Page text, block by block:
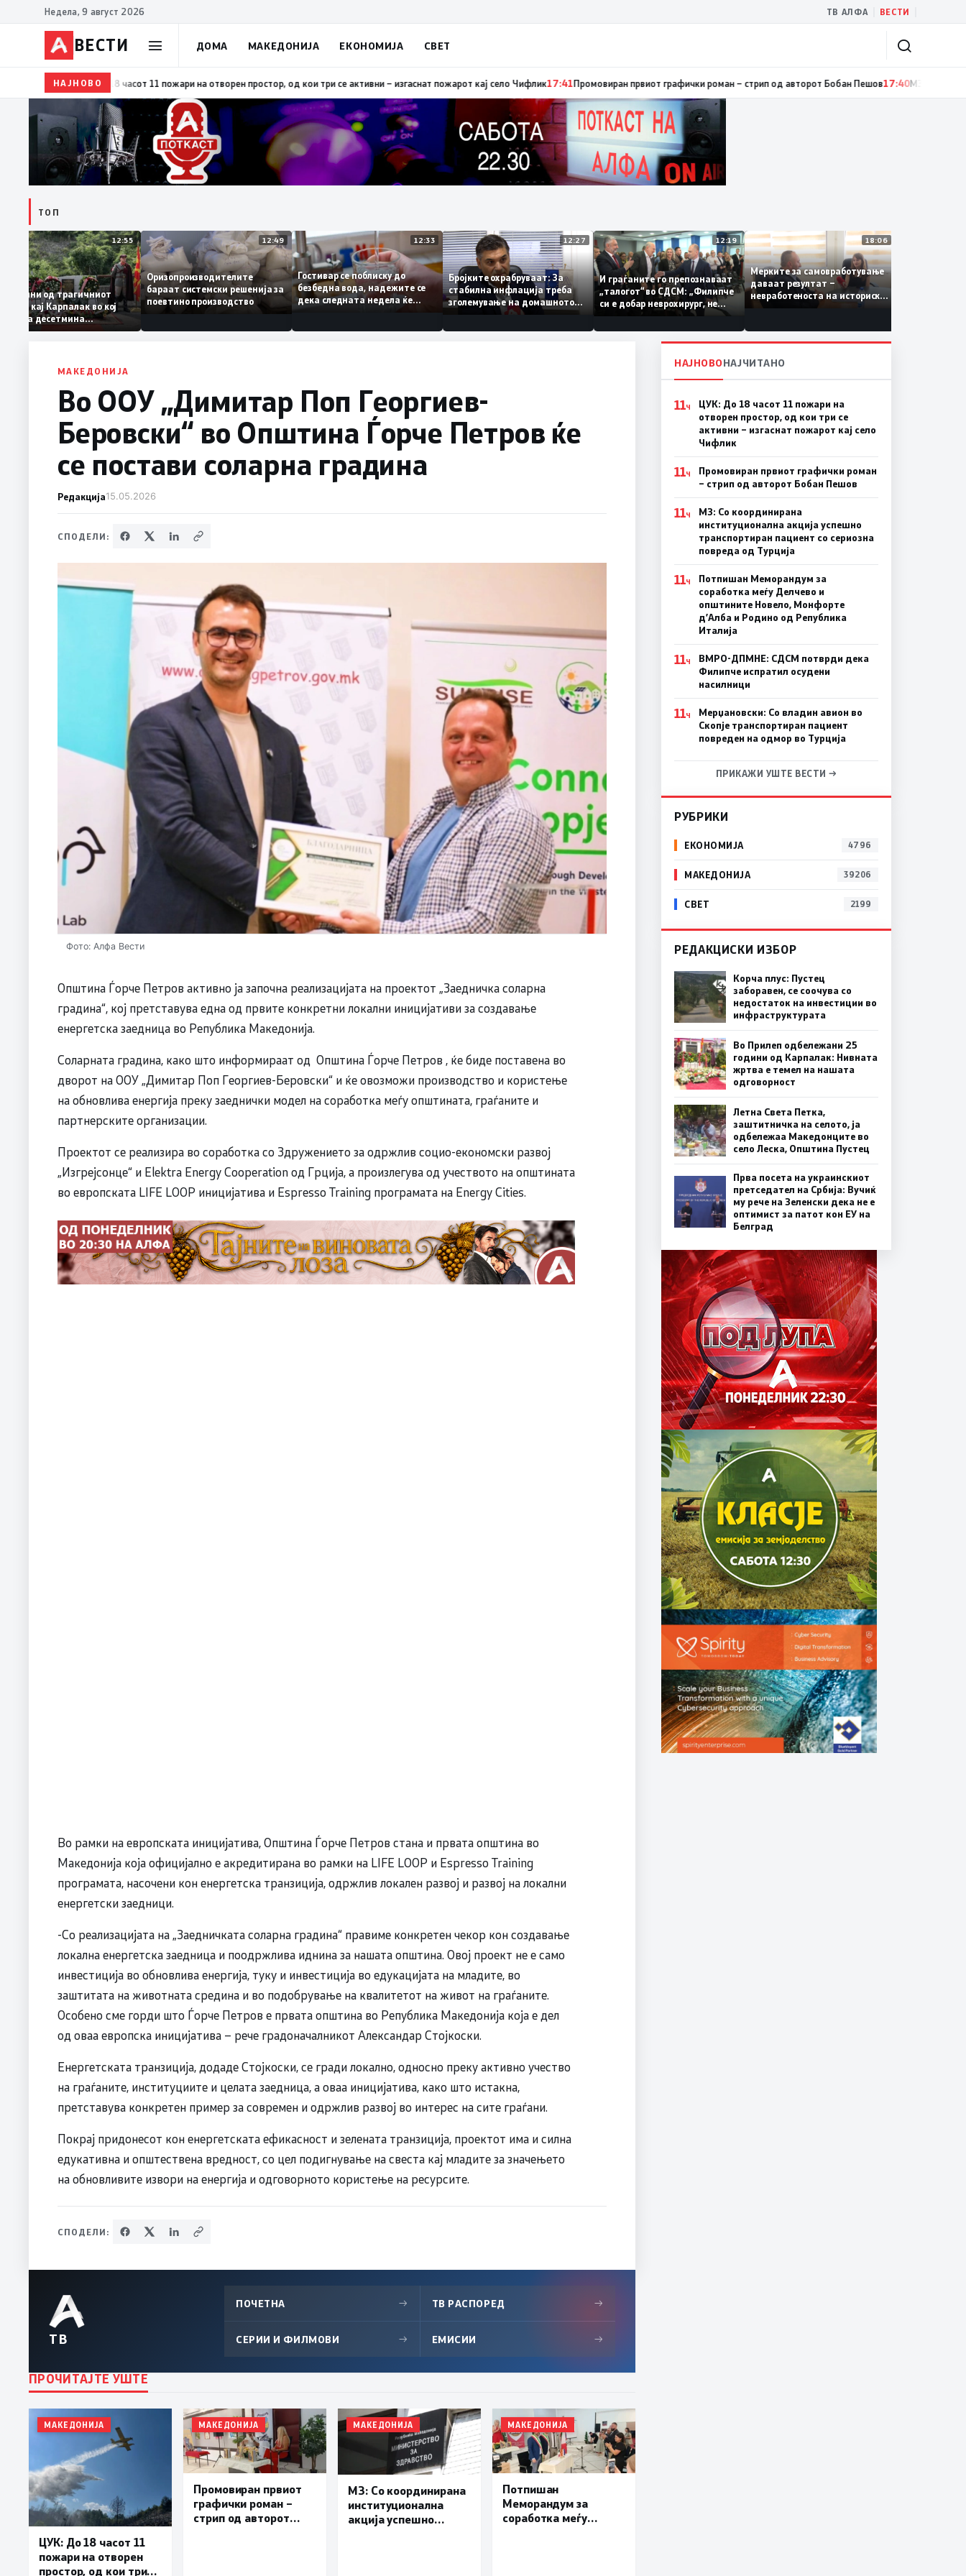
Недела, 9 август 2026 ТВ АЛФА ВЕСТИ
ВЕСТИ ДОМА МАКЕДОНИЈА ЕКОНОМИЈА СВЕТ
НАЈНОВО
ЦУК: До 18 часот 11 пожари на отворен простор, од кои три се активни – изгаснат пожарот кај село Чифлик 17:41Промовиран првиот графички роман – стрип од авторот Бобан Пешов17:40МЗ: Со
ТОП
12:55
25 години од трагичниот
настан кај Карпалак во кој
загинаа десетмина
македонски бранители
12:49
Оризопроизводителите
бараат системски решенија за
поевтино производство
12:33
Гостивар се поблиску до
безбедна вода, надежите се
дека следната недела ќе
12:27
Бројките охрабруваат: За
стабилна инфлација треба
зголемување на домашното
производство
12:19
И граѓаните го препознаваат
„талогот“ во СДСМ: „Филипче
си е добар неврохирург, не
треба се занимава со
18:06
Мерките за самовработување
даваат резултат –
невработеноста на историски
најниско ниво од 11,3%
МАКЕДОНИЈА
Во ООУ „Димитар Поп Георгиев-
Беровски“ во Општина Ѓорче Петров ќе
се постави соларна градина
Редакција15.05.2026
СПОДЕЛИ:
Фото: Алфа Вести
Општина Ѓорче Петров активно ја започна реализацијата на проектот „Заедничка соларна
градина“, кој претставува една од првите конкретни локални иницијативи за создавање
енергетска заедница во Република Македонија.
Соларната градина, како што информираат од Општина Ѓорче Петров , ќе биде поставена во
дворот на ООУ „Димитар Поп Георгиев-Беровски“ и ќе овозможи производство и користење
на обновлива енергија преку заеднички модел на соработка меѓу општината, граѓаните и
партнерските организации.
Проектот се реализира во соработка со Здружението за одржлив социо-економски развој
„Изгрејсонце“ и Elektra Energy Cooperation од Грција, а произлегува од учеството на општината
во европската LIFE LOOP иницијатива и Espresso Training програмата на Energy Cities.
Во рамки на европската иницијатива, Општина Ѓорче Петров стана и првата општина во
Македонија која официјално е акредитирана во рамки на LIFE LOOP и Espresso Training
програмата, насочени кон енергетска транзиција, одржлив локален развој и развој на локални
енергетски заедници.
-Со реализацијата на „Заедничката соларна градина“ правиме конкретен чекор кон создавање
локална енергетска заедница и поодржлива иднина за нашата општина. Овој проект не е само
инвестиција во обновлива енергија, туку и инвестиција во едукацијата на младите, во
заштитата на животната средина и во подобрување на квалитетот на живот на граѓаните.
Особено сме горди што Ѓорче Петров е првата општина во Република Македонија која е дел
од оваа европска иницијатива – рече градоначалникот Александар Стојкоски.
Енергетската транзиција, додаде Стојкоски, се гради локално, односно преку активно учество
на граѓаните, институциите и целата заедница, а оваа иницијатива, како што истакна,
претставува конкретен пример за современ и одржлив развој во интерес на сите граѓани.
Покрај придонесот кон енергетската ефикасност и зелената транзиција, проектот има и силна
едукативна и општествена вредност, со цел подигнување на свеста кај младите за значењето
на обновливите извори на енергија и одговорното користење на ресурсите.
СПОДЕЛИ:
ТВ
ПОЧЕТНА → ТВ РАСПОРЕД →
СЕРИИ И ФИЛМОВИ → ЕМИСИИ →
ПРОЧИТАЈТЕ УШТЕ
МАКЕДОНИЈА
ЦУК: До 18 часот 11
пожари на отворен
простор, од кои три
МАКЕДОНИЈА
Промовиран првиот
графички роман –
стрип од авторот
МАКЕДОНИЈА
МЗ: Со координирана
институционална
акција успешно
МАКЕДОНИЈА
Потпишан
Меморандум за
соработка меѓу
НАЈНОВОНАЈЧИТАНО
11Ч
ЦУК: До 18 часот 11 пожари на
отворен простор, од кои три се
активни – изгаснат пожарот кај село
Чифлик
11Ч
Промовиран првиот графички роман
– стрип од авторот Бобан Пешов
11Ч
МЗ: Со координирана
институционална акција успешно
транспортиран пациент со сериозна
повреда од Турција
11Ч
Потпишан Меморандум за
соработка меѓу Делчево и
општините Новело, Монфорте
д’Алба и Родино од Република
Италија
11Ч
ВМРО-ДПМНЕ: СДСM потврди дека
Филипче испратил осудени
насилници
11Ч
Мерџановски: Со владин авион во
Скопје транспортиран пациент
повреден на одмор во Турција
ПРИКАЖИ УШТЕ ВЕСТИ →
РУБРИКИ
ЕКОНОМИЈА 4796
МАКЕДОНИЈА 39206
СВЕТ 2199
РЕДАКЦИСКИ ИЗБОР
Корча плус: Пустец
заборавен, се соочува со
недостаток на инвестиции во
инфраструктурата
Во Прилеп одбележани 25
години од Карпалак: Нивната
жртва е темел на нашата
одговорност
Летна Света Петка,
заштитничка на селото, ја
одбележаа Македонците во
село Леска, Општина Пустец
Прва посета на украинскиот
претседател на Србија: Вучиќ
му рече на Зеленски дека не е
оптимист за патот кон ЕУ на
Белград